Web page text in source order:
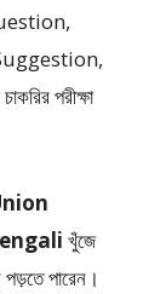
পরীক্ষা
Union
খুঁজে
পারেন।